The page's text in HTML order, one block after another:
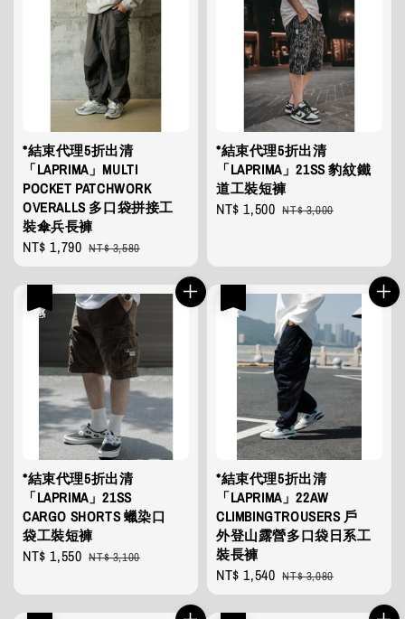
*結束代理5折出清
「LAPRIMA」MULTI
POCKET PATCHWORK
OVERALLS 多口袋拼接工
裝傘兵長褲
Sale
price
NT$ 1,790 Regular
price
NT$ 3,580
*結束代理5折出清
「LAPRIMA」21SS 豹紋鐵
道工裝短褲
Sale
NT$ 1,500 Regular
NT$ 3,000
*結束代理5折出清
「LAPRIMA」21SS
CARGO SHORTS 蠟染口
袋工裝短褲
Sale
NT$ 1,550 Regular
NT$ 3,100
*結束代理5折出清
「LAPRIMA」22AW
CLIMBINGTROUSERS 戶
外登山露營多口袋日系工
裝長褲
Sale
price
NT$ 1,540 Regular
price
NT$ 3,080